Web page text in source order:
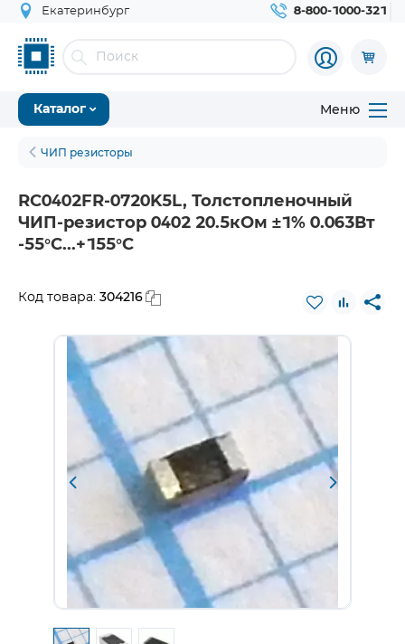
Екатеринбург 8-800-1000-321
Каталог Меню
ЧИП резисторы
RC0402FR-0720K5L, Толстопленочный
ЧИП-резистор 0402 20.5кОм ±1% 0.063Вт
-55°С...+155°С
Код товара: 304216